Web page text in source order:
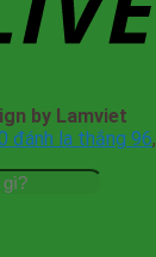
by Lamviet
đánh la thắng 96,